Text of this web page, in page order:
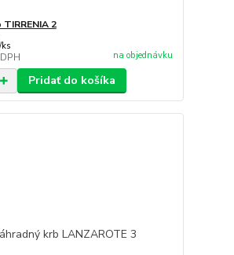
2
ks
na objednávku
Pridať do košíka